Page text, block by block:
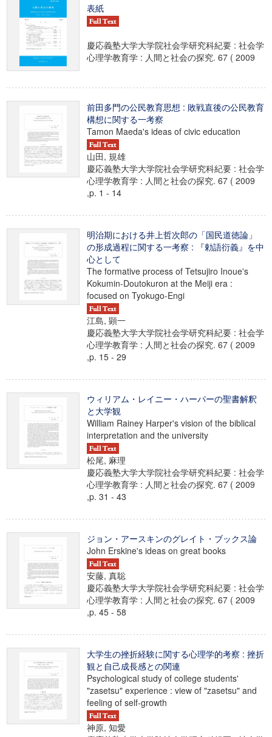
表紙
慶応義塾大学大学院社会学研究科紀要 : 社会学
心理学教育学 : 人間と社会の探究. 67 ( 2009
前田多門の公民教育思想 : 敗戦直後の公民教育
構想に関する一考察
Tamon Maeda's ideas of civic education
山田, 規雄
慶応義塾大学大学院社会学研究科紀要 : 社会学
心理学教育学 : 人間と社会の探究. 67 ( 2009
,p. 1 - 14
明治期における井上哲次郎の「国民道徳論」
の形成過程に関する一考察 : 『勅語衍義』を中
心として
The formative process of Tetsujiro Inoue's
Kokumin-Doutokuron at the Meiji era :
focused on Tyokugo-Engi
江島, 顕一
慶応義塾大学大学院社会学研究科紀要 : 社会学
心理学教育学 : 人間と社会の探究. 67 ( 2009
,p. 15 - 29
ウィリアム・レイニー・ハーパーの聖書解釈
と大学観
William Rainey Harper's vision of the biblical
interpretation and the university
松尾, 麻理
慶応義塾大学大学院社会学研究科紀要 : 社会学
心理学教育学 : 人間と社会の探究. 67 ( 2009
,p. 31 - 43
ジョン・アースキンのグレイト・ブックス論
John Erskine's ideas on great books
安藤, 真聡
慶応義塾大学大学院社会学研究科紀要 : 社会学
心理学教育学 : 人間と社会の探究. 67 ( 2009
,p. 45 - 58
大学生の挫折経験に関する心理学的考察 : 挫折
観と自己成長感との関連
Psychological study of college students'
"zasetsu" experience : view of "zasetsu" and
feeling of self-growth
神原, 知愛